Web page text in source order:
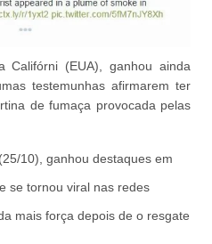
Califórni (EUA), ganhou ainda
testemunhas afirmarem ter
de fumaça provocada pelas
10), ganhou destaques em
se tornou viral nas redes
mais força depois de o resgate